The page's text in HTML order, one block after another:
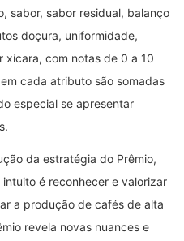
sabor, sabor residual, balanço
doçura, uniformidade,
xícara, com notas de 0 a 10
cada atributo são somadas
especial se apresentar
da estratégia do Prêmio,
é reconhecer e valorizar
a produção de cafés de alta
revela novas nuances e